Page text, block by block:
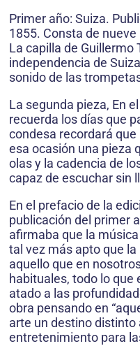
Primer año: Suiza.
1855. Consta de
La capilla de Guillermo
independencia de
sonido de las
La segunda pieza, En
recuerda los días que
condesa recordará
esa ocasión una pieza
olas y la cadencia de
capaz de escuchar sin
En el prefacio de la
publicación del primer
afirmaba que la
tal vez más apto que
aquello que en
habituales, todo lo que
atado a las
obra pensando en
arte un destino distinto
entretenimiento para